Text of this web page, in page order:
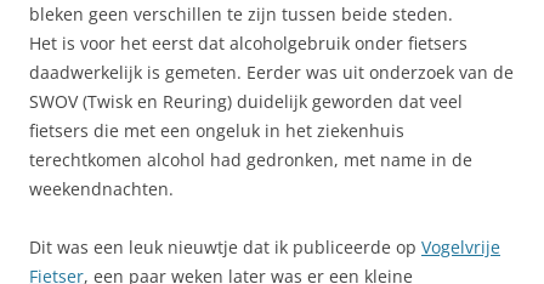
bleken geen verschillen te zijn tussen beide steden.
Het is voor het eerst dat alcoholgebruik onder fietsers
daadwerkelijk is gemeten. Eerder was uit onderzoek van de
SWOV (Twisk en Reuring) duidelijk geworden dat veel
fietsers die met een ongeluk in het ziekenhuis
terechtkomen alcohol had gedronken, met name in de
weekendnachten.
Dit was een leuk nieuwtje dat ik publiceerde op Vogelvrije
Fietser, een paar weken later was er een kleine